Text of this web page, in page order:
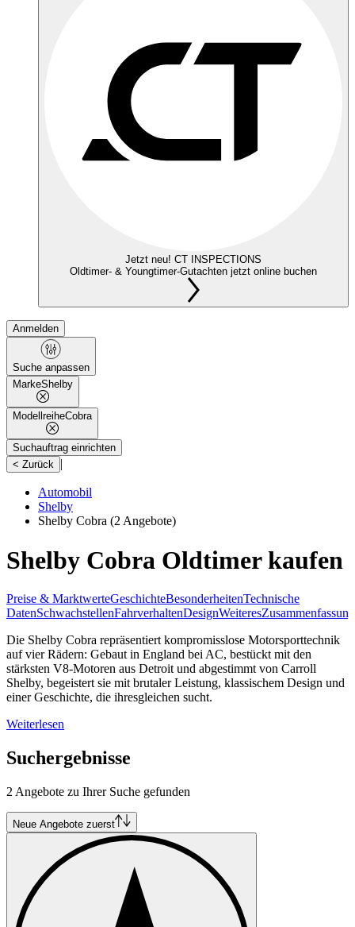
Jetzt neu! CT INSPECTIONS
Oldtimer- & Youngtimer-Gutachten jetzt online buchen
Anmelden
Suche anpassen
MarkeShelby
ModellreiheCobra
Suchauftrag einrichten
< Zurück |
Automobil
Shelby
Shelby Cobra (2 Angebote)
Shelby Cobra Oldtimer kaufen
Preise & MarktwerteGeschichteBesonderheitenTechnische
DatenSchwachstellenFahrverhaltenDesignWeiteresZusammenfassung
Die Shelby Cobra repräsentiert kompromisslose Motorsporttechnik
auf vier Rädern: Gebaut in England bei AC, bestückt mit den
stärksten V8-Motoren aus Detroit und abgestimmt von Carroll
Shelby, begeistert sie mit brutaler Leistung, klassischem Design und
einer Geschichte, die ihresgleichen sucht.
Weiterlesen
Suchergebnisse
2 Angebote zu Ihrer Suche gefunden
Neue Angebote zuerst